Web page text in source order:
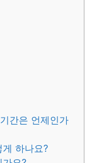
간은 언제인가
하나요?